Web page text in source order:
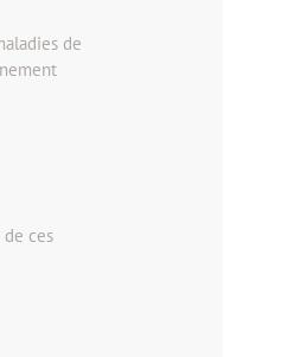
de
ces